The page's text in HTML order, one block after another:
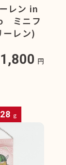
レン in
ミニフ
ーレン)
1,800 円
28 g